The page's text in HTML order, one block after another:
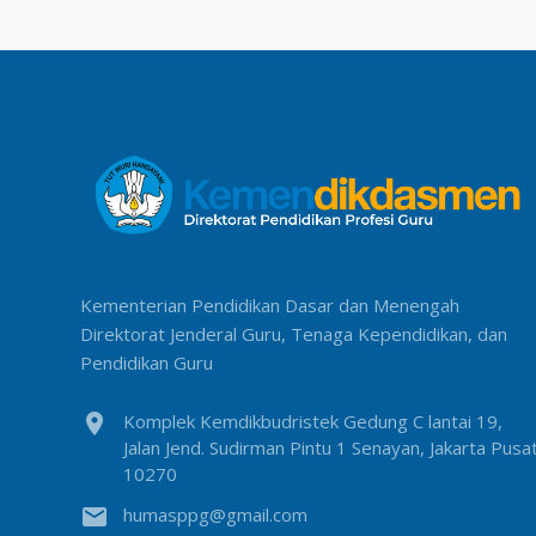
Kementerian Pendidikan Dasar dan Menengah
Direktorat Jenderal Guru, Tenaga Kependidikan, dan
Pendidikan Guru
location_on
Komplek Kemdikbudristek Gedung C lantai 19,
Jalan Jend. Sudirman Pintu 1 Senayan, Jakarta
10270
email humasppg@gmail.com